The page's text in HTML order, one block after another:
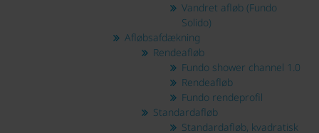
Vandret afløb (Fundo
Solido)
Afløbsafdækning
Rendeafløb
Fundo shower channel 1.0
Rendeafløb
Fundo rendeprofil
Standardafløb
Standardafløb, kvadratisk